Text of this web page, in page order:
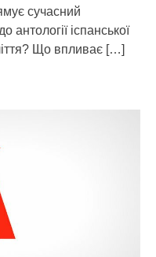
сучасний
антології іспанської
Що впливає […]